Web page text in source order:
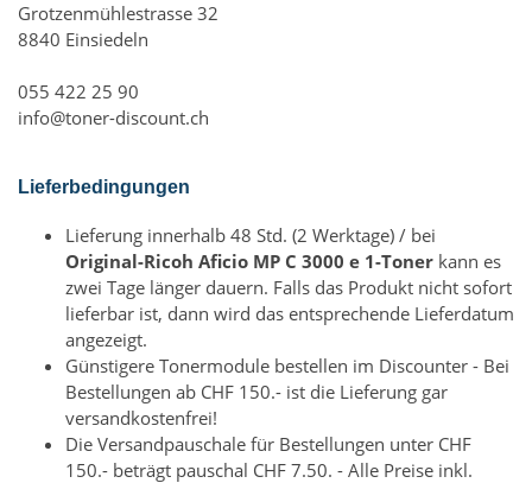
Grotzenmühlestrasse 32
8840 Einsiedeln
055 422 25 90
info@toner-discount.ch
Lieferbedingungen
Lieferung innerhalb 48 Std. (2 Werktage) / bei
Original-Ricoh Aficio MP C 3000 e 1-Toner kann es
zwei Tage länger dauern. Falls das Produkt nicht sofort
lieferbar ist, dann wird das entsprechende Lieferdatum
angezeigt.
Günstigere Tonermodule bestellen im Discounter - Bei
Bestellungen ab CHF 150.- ist die Lieferung gar
versandkostenfrei!
Die Versandpauschale für Bestellungen unter CHF
150.- beträgt pauschal CHF 7.50. - Alle Preise inkl.